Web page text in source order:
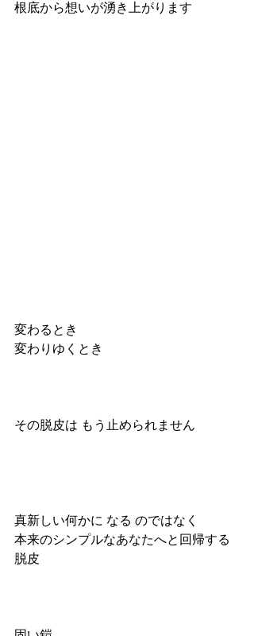
根底から想いが湧き上がります
変わるとき
変わりゆくとき
その脱皮は もう止められません
真新しい何かに なる のではなく
本来のシンプルなあなたへと回帰する
脱皮